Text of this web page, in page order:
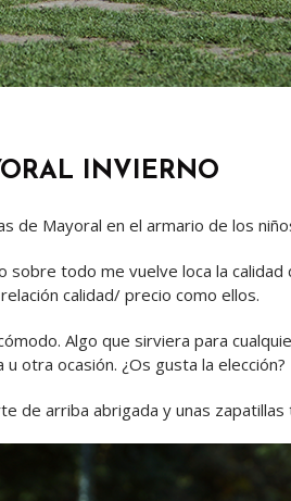
INVIERNO
de Mayoral en el armario de los
todo me vuelve loca la calidad
calidad/ precio como ellos.
Algo que sirviera para
otra ocasión. ¿Os gusta la elección?
de arriba abrigada y unas zapatillas